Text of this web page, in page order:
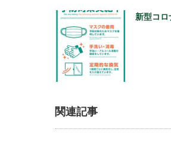
新型コ
関連記事